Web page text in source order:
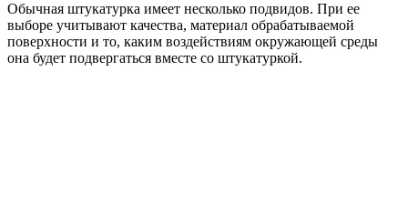
Обычная штукатурка имеет несколько подвидов. При ее
выборе учитывают качества, материал обрабатываемой
поверхности и то, каким воздействиям окружающей среды
она будет подвергаться вместе со штукатуркой.